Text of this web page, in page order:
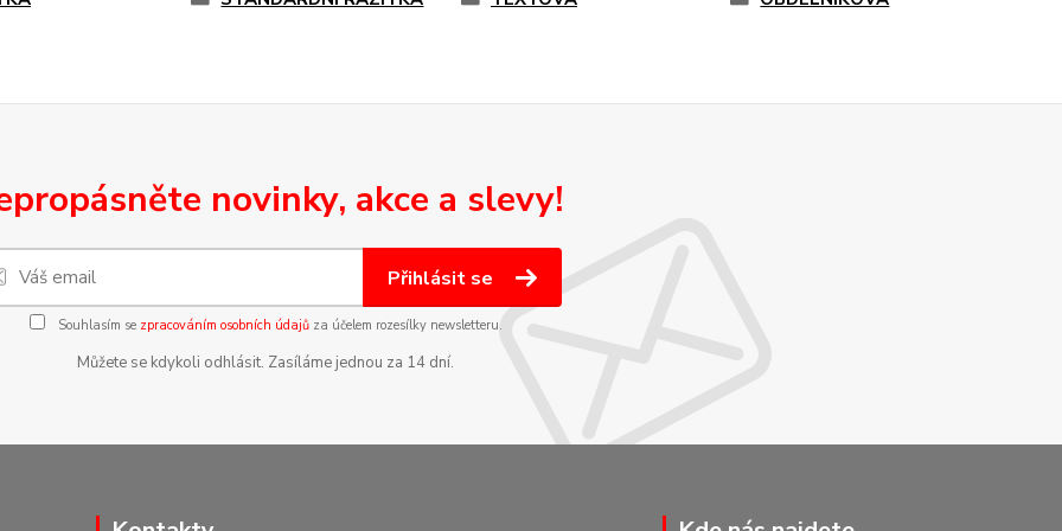
novinky, akce a slevy!
Přihlásit se
Souhlasím se zpracováním osobních údajůza účelem rozesílky newsletteru.
Můžete se kdykoli odhlásit. Zasíláme jednou za 14 dní.